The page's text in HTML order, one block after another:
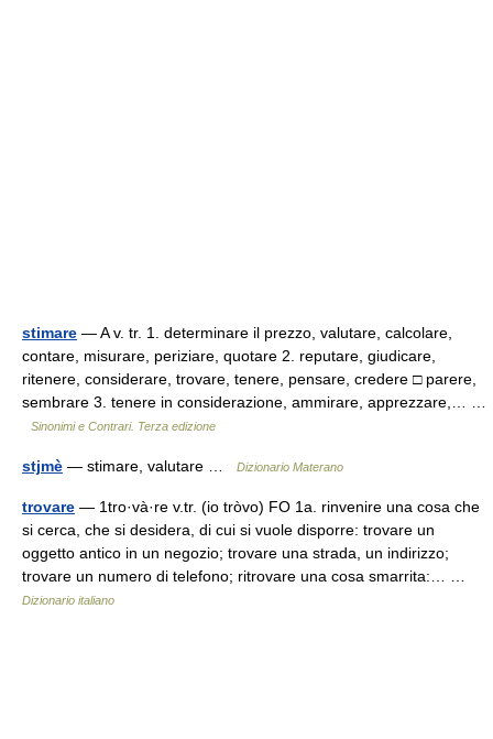
stimare — A v. tr. 1. determinare il prezzo, valutare, calcolare,
contare, misurare, periziare, quotare 2. reputare, giudicare,
ritenere, considerare, trovare, tenere, pensare, credere □ parere,
sembrare 3. tenere in considerazione, ammirare, apprezzare,… …
Sinonimi e Contrari. Terza edizione
stjmè — stimare, valutare … Dizionario Materano
trovare — 1tro·và·re v.tr. (io tròvo) FO 1a. rinvenire una cosa che
si cerca, che si desidera, di cui si vuole disporre: trovare un
oggetto antico in un negozio; trovare una strada, un indirizzo;
trovare un numero di telefono; ritrovare una cosa smarrita:… …
Dizionario italiano